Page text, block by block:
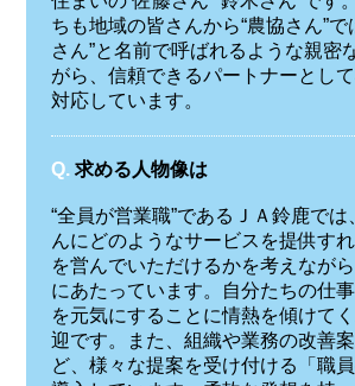
ちも地域の皆さんから“農協さん”
さん”と名前で呼ばれるような親密
がら、信頼できるパートナーとし
対応しています。
Q. 求める人物像は
“全員が営業職”であるＪＡ鈴鹿では
んにどのようなサービスを提供す
を営んでいただけるかを考えなが
にあたっています。自分たちの仕
を元気にすることに情熱を傾けて
迎です。また、組織や業務の改善
ど、様々な提案を受け付ける「職